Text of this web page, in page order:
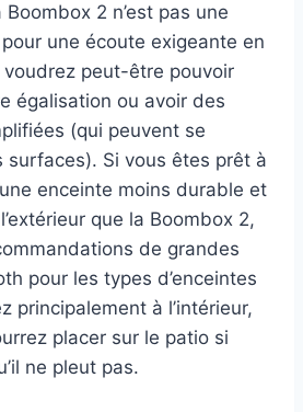
2 n’est pas une
une écoute exigeante en
voudrez peut-être pouvoir
égalisation ou avoir des
(qui peuvent se
surfaces). Si vous êtes prêt à
enceinte moins durable et
que la Boombox 2,
de grandes
pour les types d’enceintes
principalement à l’intérieur,
placer sur le patio si
ne pleut pas.